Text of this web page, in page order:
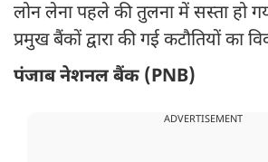
लोन लेना पहले की तुलना में सस्ता हो
प्रमुख बैंकों द्वारा की गई कटौतियों का
पंजाब नेशनल बैंक (PNB)
ADVERTISEMENT